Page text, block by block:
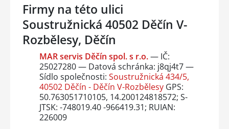
Firmy na této ulici
Soustružnická 40502 Děčín V-
Rozbělesy, Děčín
MAR servis Děčín spol. s r.o.— IČ:
25027280 — Datová schránka: j8qj4t7 —
Sídlo společnosti: Soustružnická 434/5,
40502 Děčín - Děčín V-RozbělesyGPS:
50.763051710105, 14.200124818572; S-
JTSK: -748019.40 -966419.31; RUIAN:
226009